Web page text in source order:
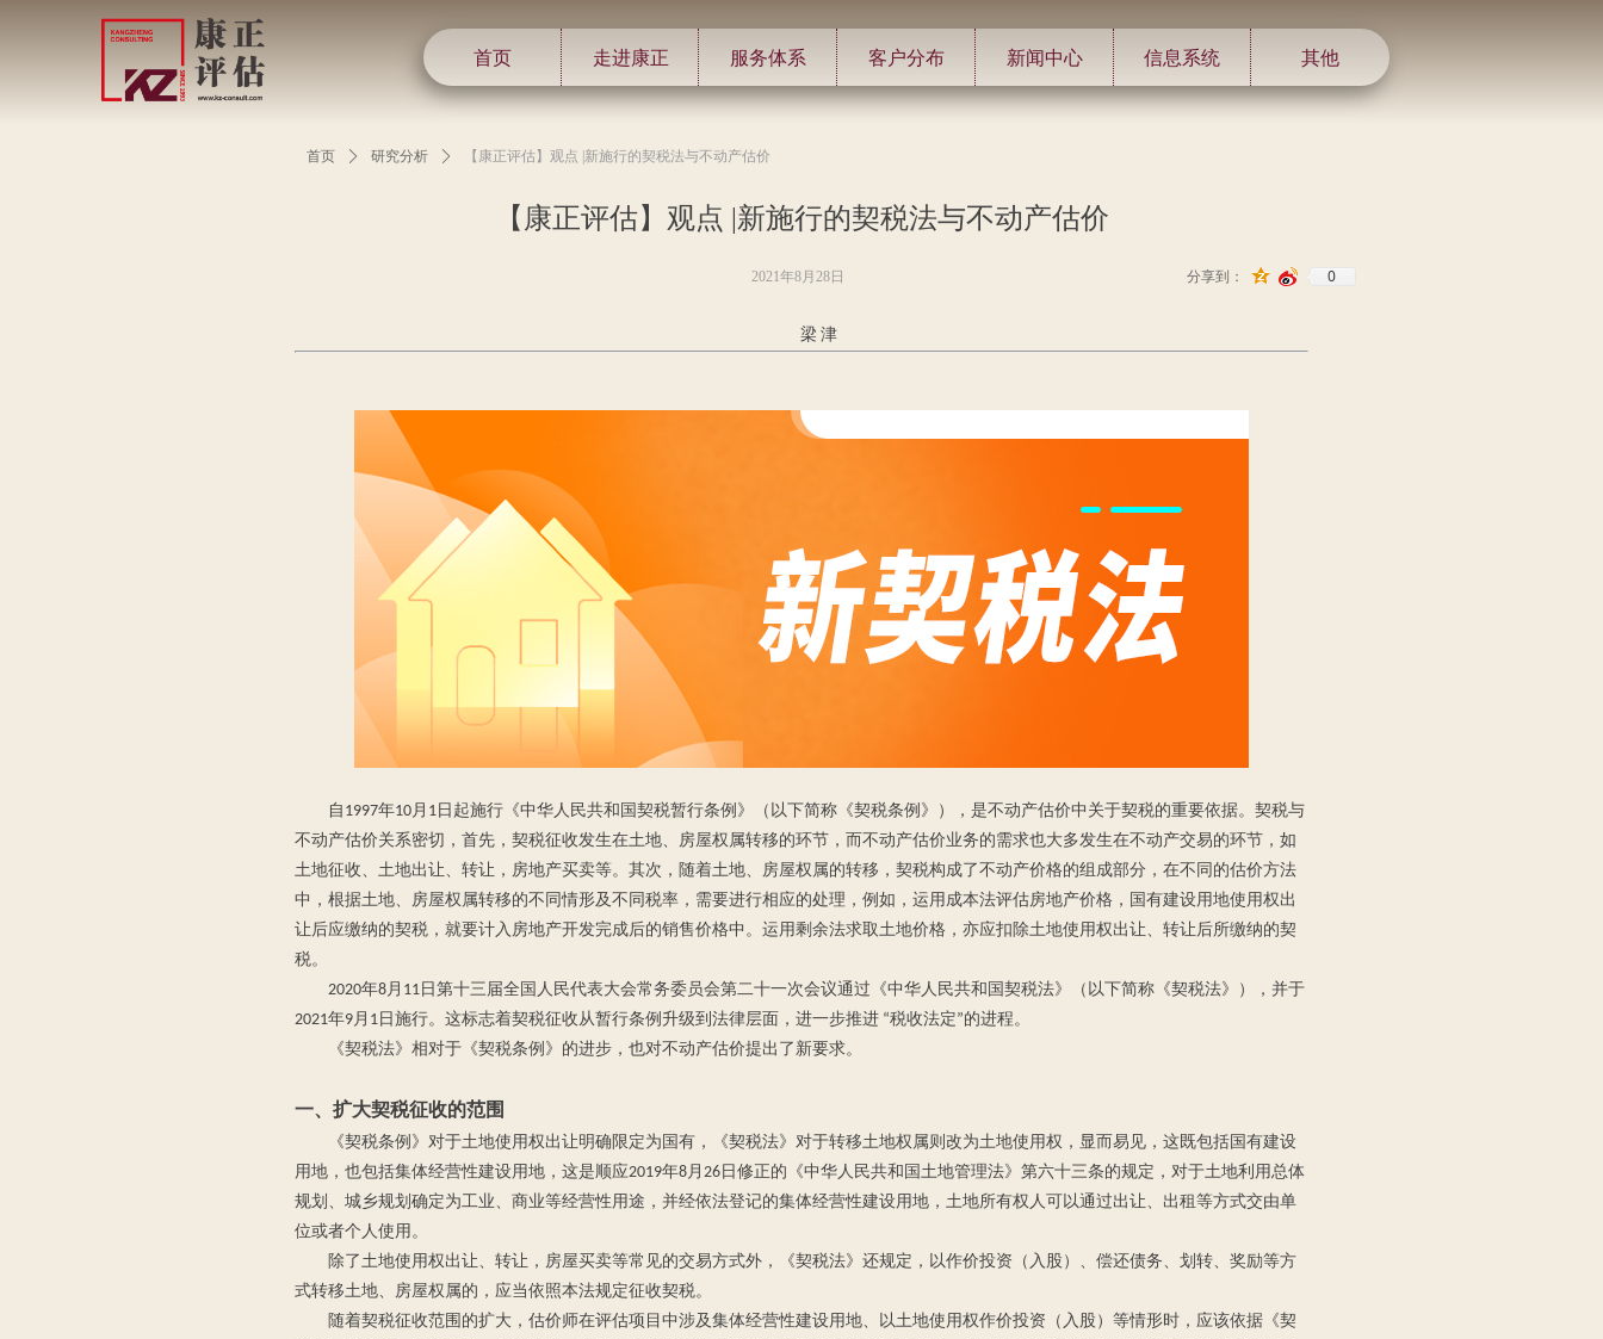
首页 走进康正 服务体系 客户分布 新闻中心 信息系统 其他
【康正评估】观点 |新施行的契税法与不动产估价
首页 ꄲ 研究分析 ꄲ 【康正评估】观点 |新施行的契税法与不动产估价
梁 津
自1997年10月1日起施行《中华人民共和国契税暂行条例》（以下简称《契税条例》），是不动产估价中关于契税的重要依据。契税与
不动产估价关系密切，首先，契税征收发生在土地、房屋权属转移的环节，而不动产估价业务的需求也大多发生在不动产交易的环节，如
土地征收、土地出让、转让，房地产买卖等。其次，随着土地、房屋权属的转移，契税构成了不动产价格的组成部分，在不同的估价方法
中，根据土地、房屋权属转移的不同情形及不同税率，需要进行相应的处理，例如，运用成本法评估房地产价格，国有建设用地使用权出
让后应缴纳的契税，就要计入房地产开发完成后的销售价格中。运用剩余法求取土地价格，亦应扣除土地使用权出让、转让后所缴纳的契
税。
2020年8月11日第十三届全国人民代表大会常务委员会第二十一次会议通过《中华人民共和国契税法》（以下简称《契税法》），并于
2021年9月1日施行。这标志着契税征收从暂行条例升级到法律层面，进一步推进 “税收法定”的进程。
《契税法》相对于《契税条例》的进步，也对不动产估价提出了新要求。
一、 扩大契税征收的范围
《契税条例》对于土地使用权出让明确限定为国有，《契税法》对于转移土地权属则改为土地使用权，显而易见，这既包括国有建设
用地，也包括集体经营性建设用地，这是顺应2019年8月26日修正的《中华人民共和国土地管理法》第六十三条的规定，对于土地利用总体
规划、城乡规划确定为工业、商业等经营性用途，并经依法登记的集体经营性建设用地，土地所有权人可以通过出让、出租等方式交由单
位或者个人使用。
除了土地使用权出让、转让，房屋买卖等常见的交易方式外，《契税法》还规定，以作价投资（入股）、偿还债务、划转、奖励等方
式转移土地、房屋权属的，应当依照本法规定征收契税。
随着契税征收范围的扩大，估价师在评估项目中涉及集体经营性建设用地、以土地使用权作价投资（入股）等情形时，应该依据《契
2021年8月28日 分享到： 0